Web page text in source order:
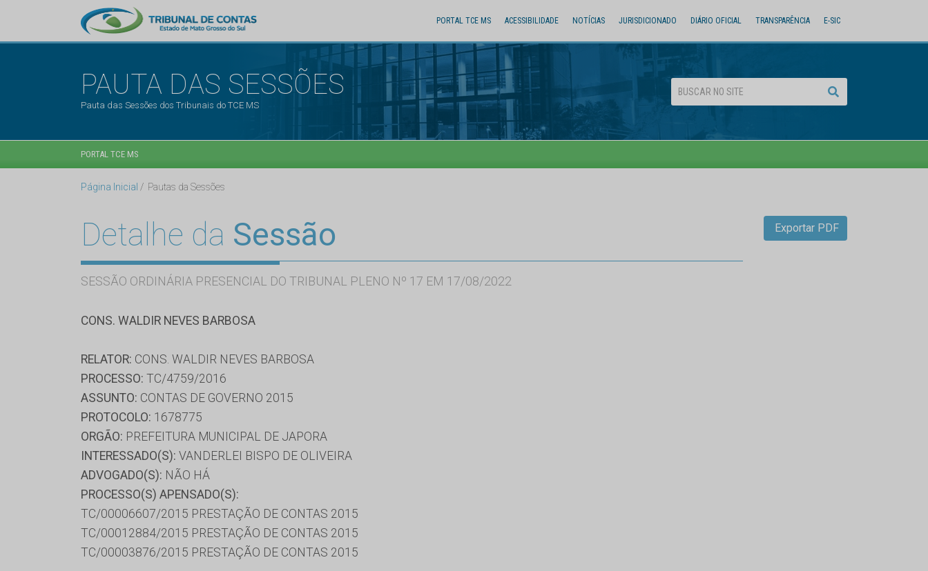
PORTAL TCE MS ACESSIBILIDADE NOTÍCIAS JURISDICIONADO DIÁRIO OFICIAL TRANSPARÊNCIA E-SIC
PAUTA DAS SESSÕES
Pauta das Sessões dos Tribunais do TCE MS
PORTAL TCE MS
Página Inicial Pautas da Sessões
Detalhe da Sessão
SESSÃO ORDINÁRIA PRESENCIAL DO TRIBUNAL PLENO Nº 17 EM 17/08/2022
Exportar PDF
CONS. WALDIR NEVES BARBOSA
RELATOR: CONS. WALDIR NEVES BARBOSA
PROCESSO: TC/4759/2016
ASSUNTO: CONTAS DE GOVERNO 2015
PROTOCOLO: 1678775
ORGÃO: PREFEITURA MUNICIPAL DE JAPORA
INTERESSADO(S): VANDERLEI BISPO DE OLIVEIRA
ADVOGADO(S): NÃO HÁ
PROCESSO(S) APENSADO(S):
TC/00006607/2015 PRESTAÇÃO DE CONTAS 2015
TC/00012884/2015 PRESTAÇÃO DE CONTAS 2015
TC/00003876/2015 PRESTAÇÃO DE CONTAS 2015